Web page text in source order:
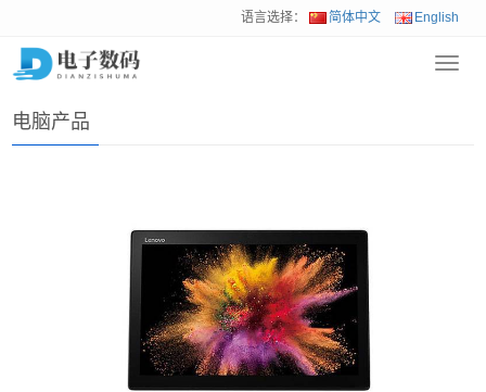
语言选择： 简体中文 English
首页>产品展示
电脑产品